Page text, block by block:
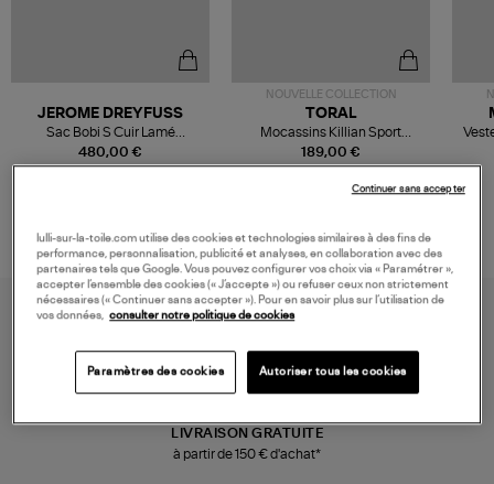
480,00 €
JEROME DREYFUSS
Sac Bobi S Cuir Lamé
Champagne
NOUVELLE COLLECTION
189,00 €
TORAL
Mocassins Killian Sport
Mousse
LIVRAISON GRATUITE
à partir de 150 € d'achat*
lulli-sur-la-toile.com utilise des cookies et technologies similaires à des fins de
performance, personnalisation, publicité et analyses, en collaboration avec des
partenaires tels que Google. Vous pouvez configurer vos choix via « Paramétrer »,
accepter l’ensemble des cookies (« J’accepte ») ou refuser ceux non strictement
nécessaires (« Continuer sans accepter »). Pour en savoir plus sur l’utilisation de
vos données,
consulter notre politique de cookies
Paramètres des cookies Autoriser tous les cookies
Continuer sans accepter